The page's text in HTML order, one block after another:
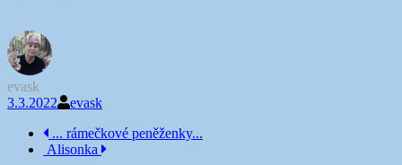
evask
3.3.2022
evask
Navigace... rámečkové peněženky...
Alisonka